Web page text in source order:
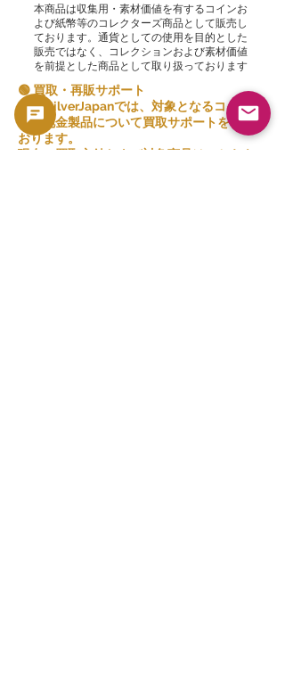
本商品は収集用・素材価値を有するコインお
よび紙幣等のコレクターズ商品として販売し
ております。通貨としての使用を目的とした
販売ではなく、コレクションおよび素材価値
を前提とした商品として取り扱っております
🟢 買取・再販サポート
GoldSilverJapanでは、対象となるコインお
よび地金製品について買取サポートを行って
おります。
現在の買取方針および対象商品はこちらをご